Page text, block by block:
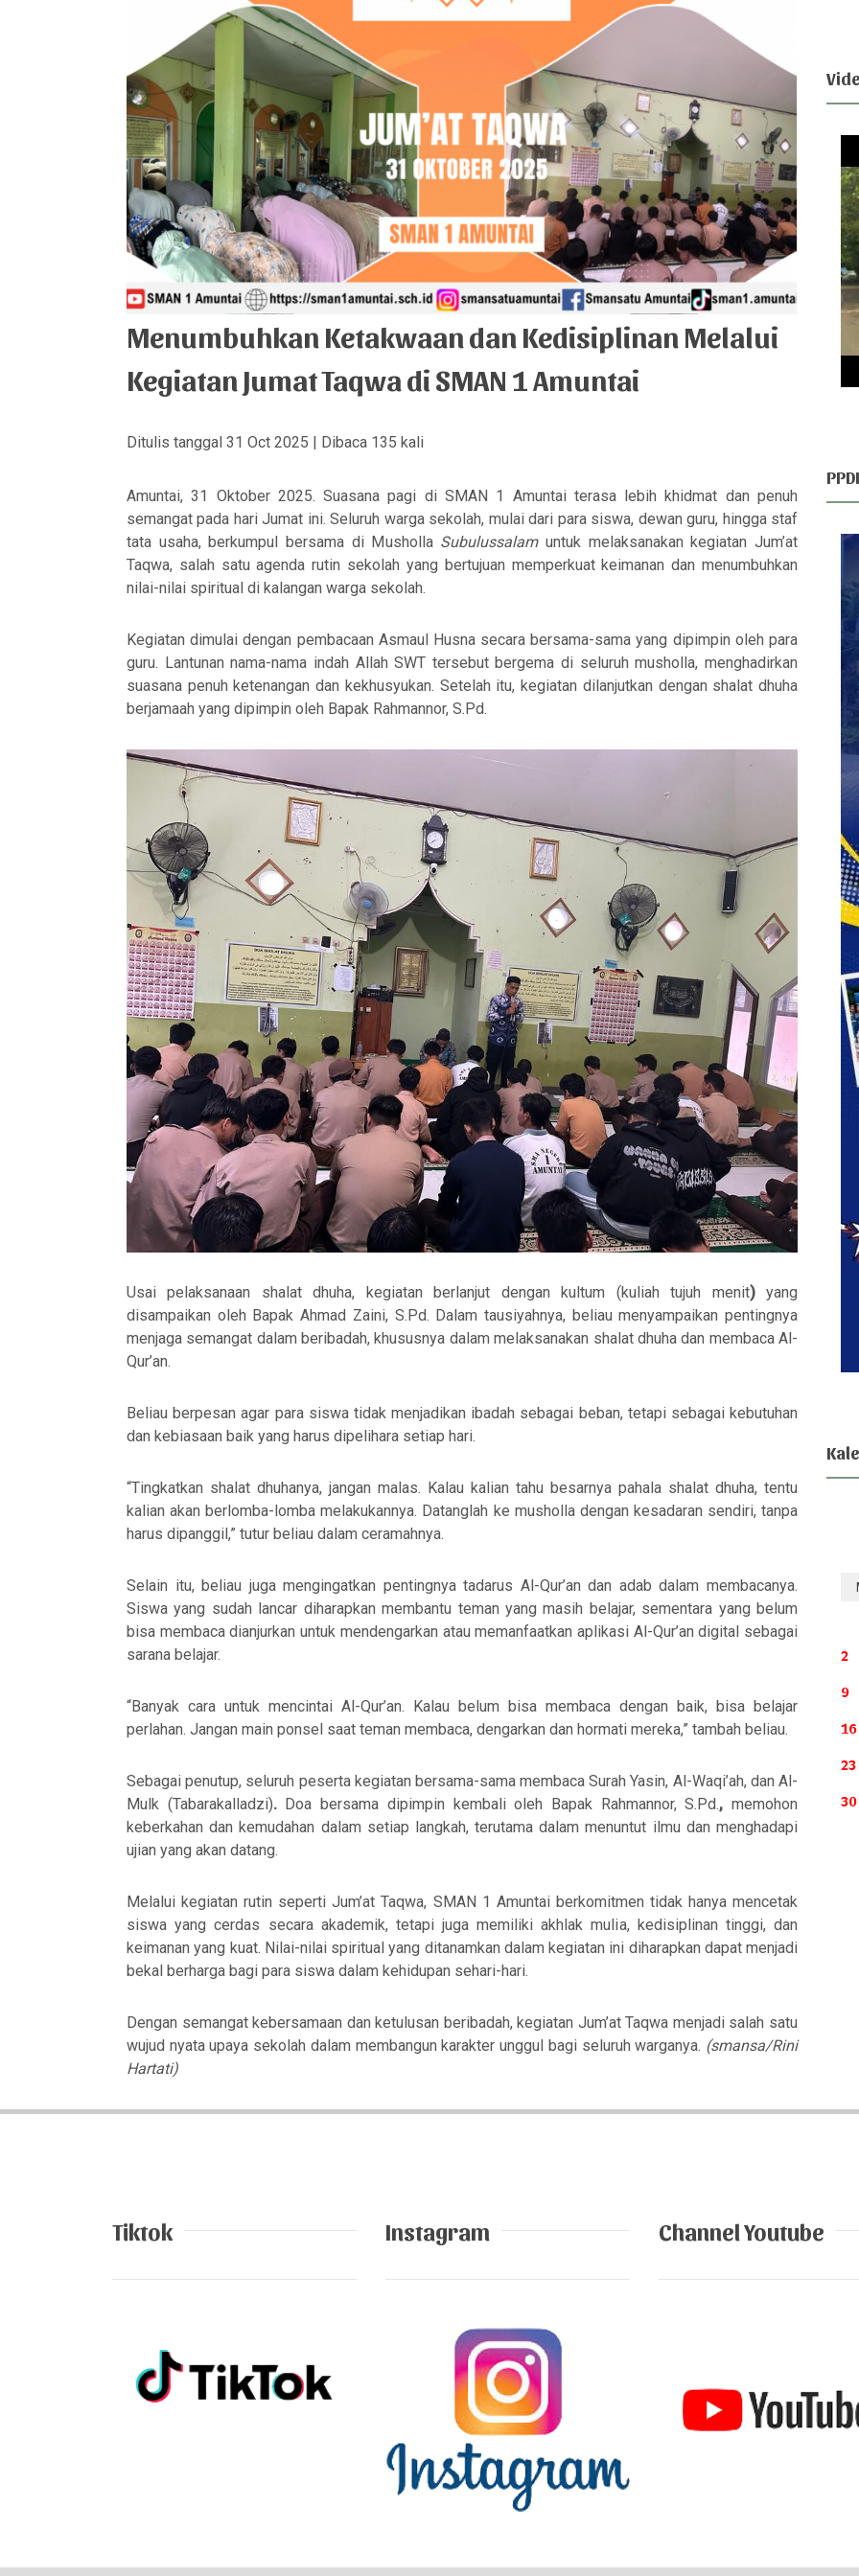
Menumbuhkan Ketakwaan dan Kedisiplinan Melalui
Kegiatan Jumat Taqwa di SMAN 1 Amuntai
Ditulis tanggal 31 Oct 2025 | Dibaca 135 kali
Amuntai, 31 Oktober 2025. Suasana pagi di SMAN 1 Amuntai terasa lebih khidmat dan penuh
semangat pada hari Jumat ini. Seluruh warga sekolah, mulai dari para siswa, dewan guru, hingga staf
tata usaha, berkumpul bersama di Musholla Subulussalamuntuk melaksanakan kegiatanJum’at
Taqwa, salah satu agenda rutin sekolah yang bertujuan memperkuat keimanan dan menumbuhkan
nilai-nilai spiritual di kalangan warga sekolah.
Kegiatan dimulai dengan pembacaan Asmaul Husnasecara bersama-sama yang dipimpin oleh para
guru. Lantunan nama-nama indah Allah SWT tersebut bergema di seluruh musholla, menghadirkan
suasana penuh ketenangan dan kekhusyukan. Setelah itu, kegiatan dilanjutkan dengan shalat dhuha
berjamaah yang dipimpin oleh Bapak Rahmannor, S.Pd.
Usai pelaksanaan shalat dhuha, kegiatan berlanjut dengankultum (kuliah tujuh menit)yang
disampaikan oleh Bapak Ahmad Zaini, S.Pd. Dalam tausiyahnya, beliau menyampaikan pentingnya
menjaga semangat dalam beribadah, khususnya dalam melaksanakan shalat dhuha dan membaca Al-
Qur’an.
Beliau berpesan agar para siswa tidak menjadikan ibadah sebagai beban, tetapi sebagai kebutuhan
dan kebiasaan baik yang harus dipelihara setiap hari.
“Tingkatkan shalat dhuhanya, jangan malas. Kalau kalian tahu besarnya pahala shalat dhuha, tentu
kalian akan berlomba-lomba melakukannya. Datanglah ke musholla dengan kesadaran sendiri, tanpa
harus dipanggil,” tutur beliau dalam ceramahnya.
Selain itu, beliau juga mengingatkan pentingnyatadarus Al-Qur’an dan adab dalam membacanya.
Siswa yang sudah lancar diharapkan membantu teman yang masih belajar, sementara yang belum
bisa membaca dianjurkan untuk mendengarkan atau memanfaatkan aplikasi Al-Qur’an digital sebagai
sarana belajar.
“Banyak cara untuk mencintai Al-Qur’an. Kalau belum bisa membaca dengan baik, bisa belajar
perlahan. Jangan main ponsel saat teman membaca, dengarkan dan hormati mereka,” tambah beliau.
Sebagai penutup, seluruh peserta kegiatan bersama-sama membacaSurah Yasin, Al-Waqi’ah, dan Al-
Mulk (Tabarakalladzi). Doa bersama dipimpin kembali oleh Bapak Rahmannor, S.Pd., memohon
keberkahan dan kemudahan dalam setiap langkah, terutama dalam menuntut ilmu dan menghadapi
ujian yang akan datang.
Melalui kegiatan rutin sepertiJum’at Taqwa, SMAN 1 Amuntai berkomitmen tidak hanya mencetak
siswa yang cerdas secara akademik, tetapi juga memiliki akhlak mulia, kedisiplinan tinggi, dan
keimanan yang kuat. Nilai-nilai spiritual yang ditanamkan dalam kegiatan ini diharapkan dapat menjadi
bekal berharga bagi para siswa dalam kehidupan sehari-hari.
Dengan semangat kebersamaan dan ketulusan beribadah, kegiatan Jum’at Taqwa menjadi salah satu
wujud nyata upaya sekolah dalam membangun karakter unggul bagi seluruh warganya. (smansa/Rini
Hartati)
2
9
16
23
30
Tiktok Instagram Channel Youtube